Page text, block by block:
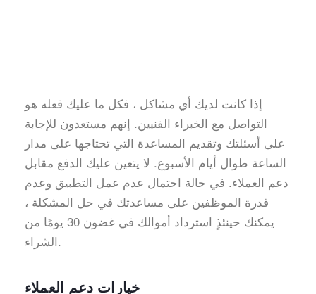
إذا كانت لديك أي مشاكل ، فكل ما عليك فعله هو
التواصل مع الخبراء الفنيين. إنهم مستعدون للإجابة
على أسئلتك وتقديم المساعدة التي تحتاجها على مدار
الساعة طوال أيام الأسبوع. لا يتعين عليك الدفع مقابل
دعم العملاء. في حالة احتمال عدم عمل التطبيق وعدم
قدرة الموظفين على مساعدتك في حل المشكلة ،
يمكنك حينئذٍ استرداد أموالك في غضون 30 يومًا من
الشراء.
خيارات دعم العملاء